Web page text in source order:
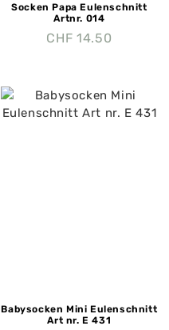
Socken Papa Eulenschnitt
Artnr. 014
CHF 14.50
Babysocken Mini Eulenschnitt
Art nr. E 431